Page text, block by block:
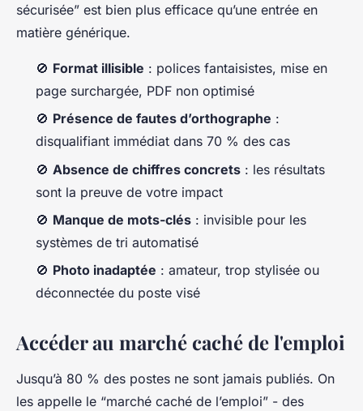
sécurisée” est bien plus efficace qu’une entrée en
matière générique.
🚫 Format illisible : polices fantaisistes, mise en
page surchargée, PDF non optimisé
🚫 Présence de fautes d’orthographe :
disqualifiant immédiat dans 70 % des cas
🚫 Absence de chiffres concrets : les résultats
sont la preuve de votre impact
🚫 Manque de mots-clés : invisible pour les
systèmes de tri automatisé
🚫 Photo inadaptée : amateur, trop stylisée ou
déconnectée du poste visé
Accéder au marché caché de l'emploi
Jusqu’à 80 % des postes ne sont jamais publiés. On
les appelle le “marché caché de l’emploi” - des